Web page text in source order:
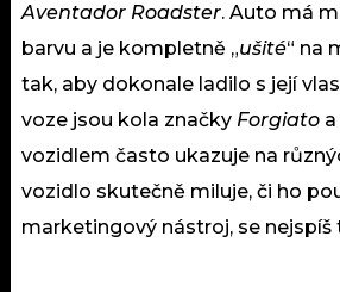
Aventador Roadster. Auto má
barvu a je kompletně „ušité“ na
tak, aby dokonale ladilo s její
voze jsou kola značky Forgiato
vozidlem často ukazuje na
vozidlo skutečně miluje, či ho
marketingový nástroj, se nejspíš